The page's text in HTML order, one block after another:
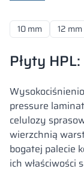
10 mm 12 mm
Płyty HPL:
pressure
celulozy
wierzchnią
bogatej palecie
ich właściwości